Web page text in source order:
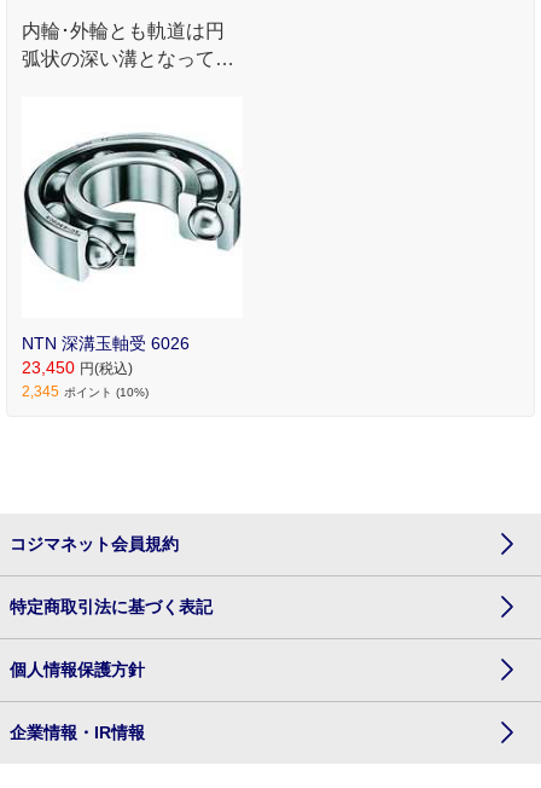
内輪･外輪とも軌道は円
弧状の深い溝となってお
合成荷重を受けることが
できます｡
NTN 深溝玉軸受 6026
23,450 円(税込)
2,345 ポイント (10%)
コジマネット会員規約
特定商取引法に基づく表記
個人情報保護方針
企業情報・IR情報